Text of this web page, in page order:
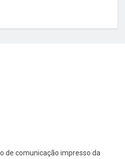
de comunicação impresso da